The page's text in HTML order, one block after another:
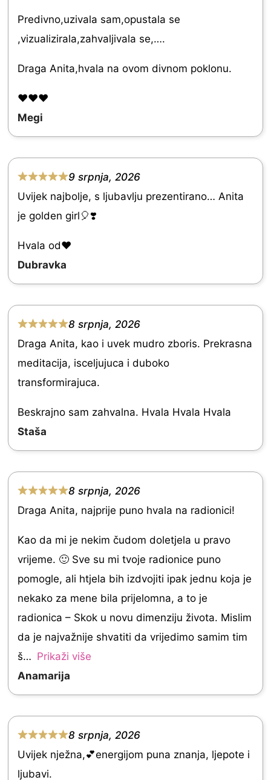
5
.
0
u
t
5
Predivno,uzivala sam,opustala se
,vizualizirala,zahvaljivala se,….
Draga Anita,hvala na ovom divnom poklonu.
❤️❤️❤️
Megi
e
d
5
.
0
o
u
t
f
5
9 srpnja, 2026
Uvijek najbolje, s ljubavlju prezentirano… Anita
je golden girl🎈❣️
Hvala od♥️
Dubravka
d
5
.
0
o
u
o
f
5
8 srpnja, 2026
Draga Anita, kao i uvek mudro zboris. Prekrasna
meditacija, isceljujuca i duboko
transformirajuca.
Beskrajno sam zahvalna. Hvala Hvala Hvala
Staša
t
e
d
5
.
0
o
u
t
o
f
5
8 srpnja, 2026
Draga Anita, najprije puno hvala na radionici!
Kao da mi je nekim čudom doletjela u pravo
vrijeme. 🙂 Sve su mi tvoje radionice puno
pomogle, ali htjela bih izdvojiti ipak jednu koja je
nekako za mene bila prijelomna, a to je
radionica – Skok u novu dimenziju života. Mislim
da je najvažnije shvatiti da vrijedimo samim tim
š
Prikaži više
Anamarija
8 srpnja, 2026
Uvijek nježna,💕energijom puna znanja, ljepote i
ljubavi.